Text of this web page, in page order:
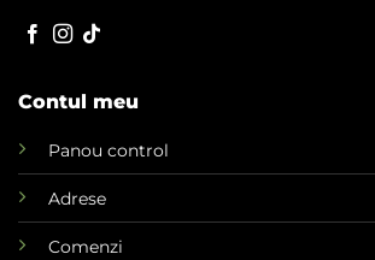
Contul meu
Panou control
Adrese
Comenzi